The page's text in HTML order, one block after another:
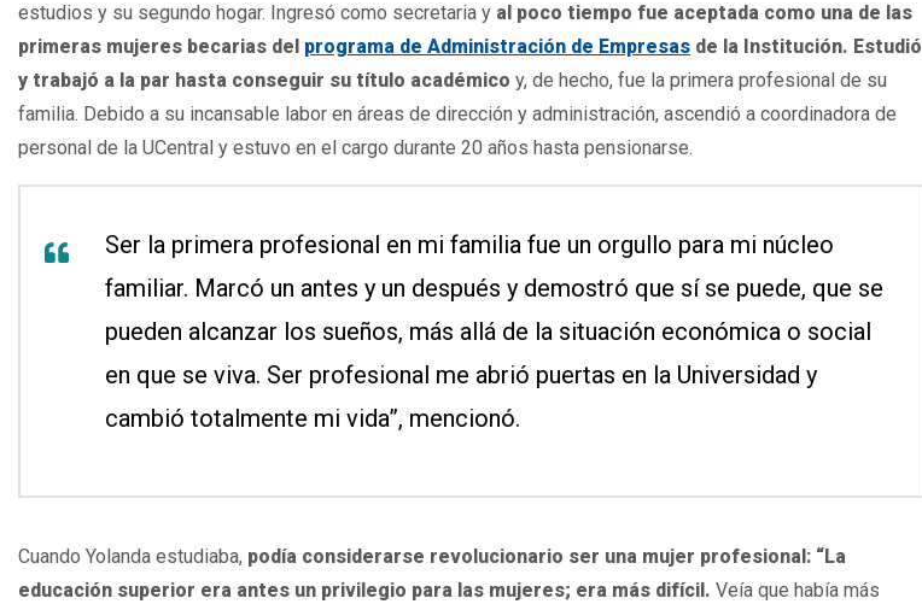
estudios y su segundo hogar. Ingresó como secretaria y al poco tiempo fue aceptada como una de las
primeras mujeres becarias del programa de Administración de Empresas de la Institución. Estudió
y trabajó a la par hasta conseguir su título académico y, de hecho, fue la primera profesional de su
familia. Debido a su incansable labor en áreas de dirección y administración, ascendió a coordinadora de
personal de la UCentral y estuvo en el cargo durante 20 años hasta pensionarse.
Ser la primera profesional en mi familia fue un orgullo para mi núcleo
familiar. Marcó un antes y un después y demostró que sí se puede, que se
pueden alcanzar los sueños, más allá de la situación económica o social
en que se viva. Ser profesional me abrió puertas en la Universidad y
cambió totalmente mi vida”, mencionó.
Cuando Yolanda estudiaba, podía considerarse revolucionario ser una mujer profesional: “La
educación superior era antes un privilegio para las mujeres; era más difícil. Veía que había más